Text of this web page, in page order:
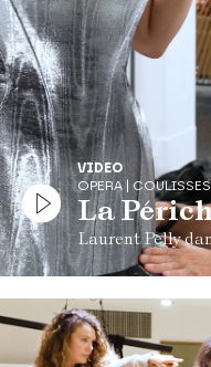
VIDEO
OPERA | COULISSES
La
Laurent Pelly